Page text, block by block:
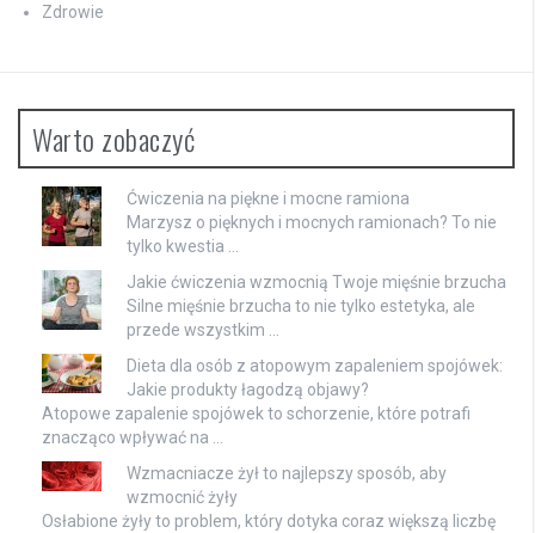
Zdrowie
Warto zobaczyć
Ćwiczenia na piękne i mocne ramiona
Marzysz o pięknych i mocnych ramionach? To nie
tylko kwestia …
Jakie ćwiczenia wzmocnią Twoje mięśnie brzucha
Silne mięśnie brzucha to nie tylko estetyka, ale
przede wszystkim …
Dieta dla osób z atopowym zapaleniem spojówek:
Jakie produkty łagodzą objawy?
Atopowe zapalenie spojówek to schorzenie, które potrafi
znacząco wpływać na …
Wzmacniacze żył to najlepszy sposób, aby
wzmocnić żyły
Osłabione żyły to problem, który dotyka coraz większą liczbę